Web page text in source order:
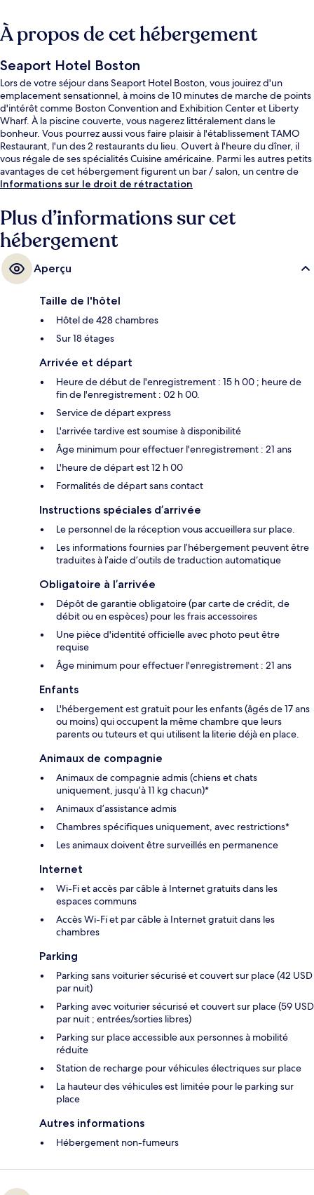
À propos de cet hébergement
Seaport Hotel Boston
Lors de votre séjour dans Seaport Hotel Boston, vous jouirez d'un
emplacement sensationnel, à moins de 10 minutes de marche de points
d'intérêt comme Boston Convention and Exhibition Center et Liberty
Wharf. À la piscine couverte, vous nagerez littéralement dans le
bonheur. Vous pourrez aussi vous faire plaisir à l'établissement TAMO
Restaurant, l'un des 2 restaurants du lieu. Ouvert à l'heure du dîner, il
vous régale de ses spécialités Cuisine américaine. Parmi les autres petits
avantages de cet hébergement figurent un bar / salon, un centre de
remise en forme, et une salle de fitness. Les autres voyageurs ne
personnel attentionné.
Informations sur le droit de rétractation
Plus d’informations sur cet
hébergement
Aperçu
Taille de l'hôtel
Hôtel de 428 chambres
Sur 18 étages
Arrivée et départ
Heure de début de l'enregistrement : 15 h 00 ; heure de
fin de l'enregistrement : 02 h 00.
Service de départ express
L'arrivée tardive est soumise à disponibilité
Âge minimum pour effectuer l'enregistrement : 21 ans
L'heure de départ est 12 h 00
Formalités de départ sans contact
Instructions spéciales d’arrivée
Le personnel de la réception vous accueillera sur place.
Les informations fournies par l’hébergement peuvent être
traduites à l’aide d’outils de traduction automatique
Obligatoire à l’arrivée
Dépôt de garantie obligatoire (par carte de crédit, de
débit ou en espèces) pour les frais accessoires
Une pièce d'identité officielle avec photo peut être
requise
Âge minimum pour effectuer l'enregistrement : 21 ans
Enfants
L'hébergement est gratuit pour les enfants (âgés de 17 ans
ou moins) qui occupent la même chambre que leurs
parents ou tuteurs et qui utilisent la literie déjà en place.
Animaux de compagnie
Animaux de compagnie admis (chiens et chats
uniquement, jusqu’à 11 kg chacun)*
Animaux d’assistance admis
Chambres spécifiques uniquement, avec restrictions*
Les animaux doivent être surveillés en permanence
Internet
Wi-Fi et accès par câble à Internet gratuits dans les
espaces communs
Accès Wi-Fi et par câble à Internet gratuit dans les
chambres
Parking
Parking sans voiturier sécurisé et couvert sur place (42 USD
par nuit)
Parking avec voiturier sécurisé et couvert sur place (59 USD
par nuit ; entrées/sorties libres)
Parking sur place accessible aux personnes à mobilité
réduite
Station de recharge pour véhicules électriques sur place
La hauteur des véhicules est limitée pour le parking sur
place
Autres informations
Hébergement non-fumeurs